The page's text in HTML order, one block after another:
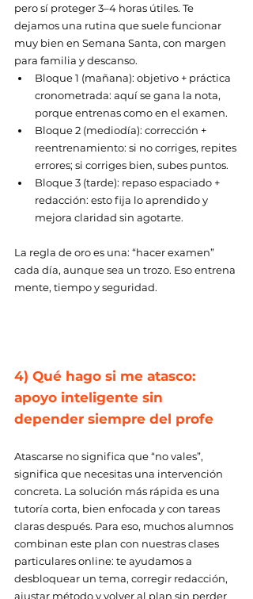
pero sí proteger 3–4 horas útiles. Te
dejamos una rutina que suele funcionar
muy bien en Semana Santa, con margen
para familia y descanso.
Bloque 1 (mañana): objetivo + práctica
cronometrada: aquí se gana la nota,
porque entrenas como en el examen.
Bloque 2 (mediodía): corrección +
reentrenamiento: si no corriges, repites
errores; si corriges bien, subes puntos.
Bloque 3 (tarde): repaso espaciado +
redacción: esto fija lo aprendido y
mejora claridad sin agotarte.
La regla de oro es una: “hacer examen”
cada día, aunque sea un trozo. Eso entrena
mente, tiempo y seguridad.
4) Qué hago si me atasco:
apoyo inteligente sin
depender siempre del profe
Atascarse no significa que “no vales”,
significa que necesitas una intervención
concreta. La solución más rápida es una
tutoría corta, bien enfocada y con tareas
claras después. Para eso, muchos alumnos
combinan este plan con nuestras clases
particulares online: te ayudamos a
desbloquear un tema, corregir redacción,
ajustar método y volver al plan sin perder